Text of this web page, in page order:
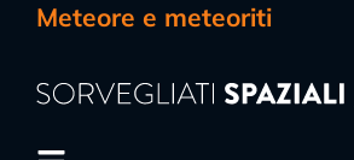
Meteore e meteoriti